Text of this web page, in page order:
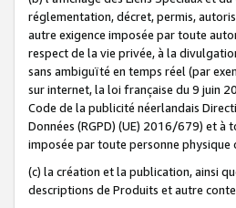
réglementation, décret, permis,
autre exigence imposée par toute
respect de la vie privée, à la
sans ambiguïté en temps réel (par
sur internet, la loi française du 9 juin
Code de la publicité néerlandais
Données (RGPD) (UE) 2016/679) et
imposée par toute personne
(c) la création et la publication, ainsi
descriptions de Produits et autre